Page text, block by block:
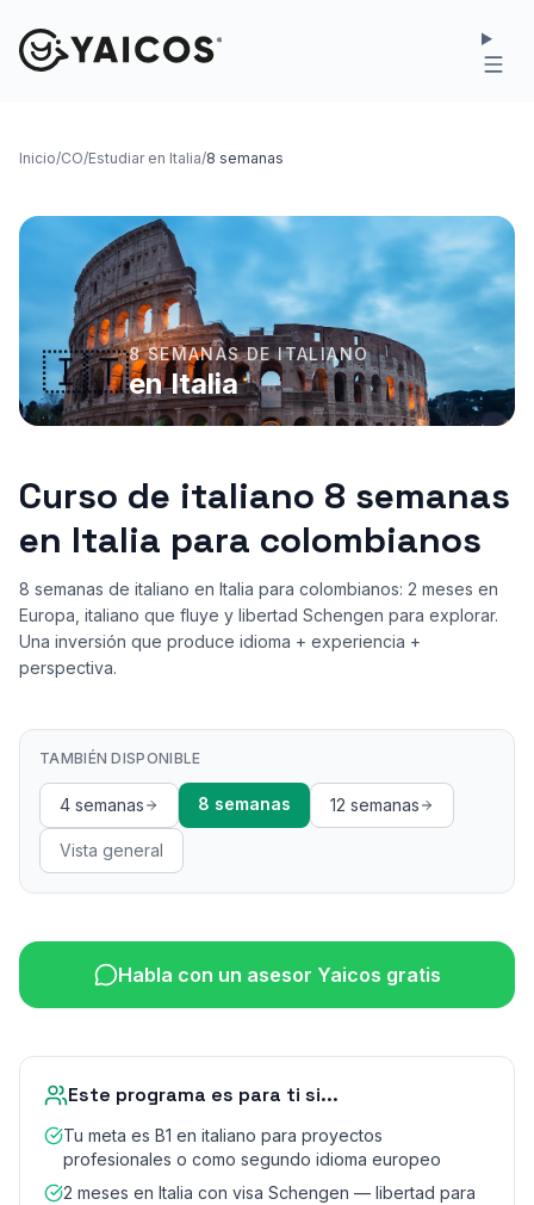
Inicio/CO/Estudiar en Italia/8 semanas
🇮🇹8 SEMANAS DE ITALIANO
en Italia
Curso de italiano 8 semanas
en Italia para colombianos
8 semanas de italiano en Italia para colombianos: 2 meses en
Europa, italiano que fluye y libertad Schengen para explorar.
Una inversión que produce idioma + experiencia +
perspectiva.
TAMBIÉN DISPONIBLE
4 semanas 8 semanas 12 semanas
Vista general
Habla con un asesor Yaicos gratis
Este programa es para ti si...
Tu meta es B1 en italiano para proyectos
profesionales o como segundo idioma europeo
2 meses en Italia con visa Schengen — libertad para